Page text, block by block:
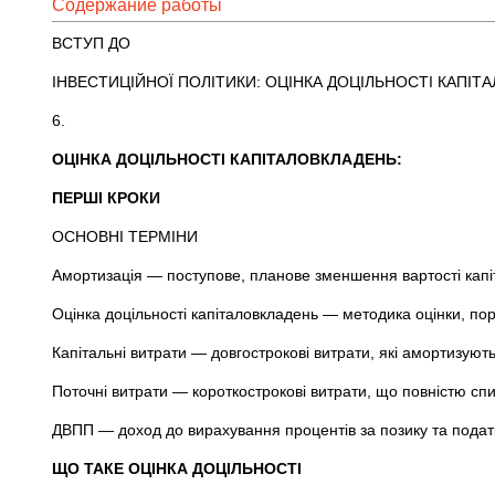
Содержание работы
ВСТУП ДО
ІНВЕСТИЦІЙНОЇ ПОЛІТИКИ: ОЦІНКА ДОЦІЛЬНОСТІ
6.
ОЦІНКА ДОЦІЛЬНОСТІ КАПІТАЛОВКЛАДЕНЬ:
ПЕРШІ КРОКИ
ОСНОВНІ ТЕРМІНИ
Амортизація — поступове, планове зменшення вартості
Оцінка доцільності капіталовкладень — методика оцінки,
Капітальні витрати — довгострокові витрати, які
Поточні витрати — короткострокові витрати, що повністю
ДВПП — доход до вирахування процентів за позику та
ЩО ТАКЕ ОЦІНКА ДОЦІЛЬНОСТІ